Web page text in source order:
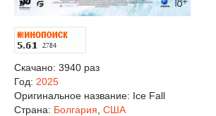
Скачано: 3940 раз
Год: 2025
Оригинальное название: Ice Fall
Страна: Болгария США